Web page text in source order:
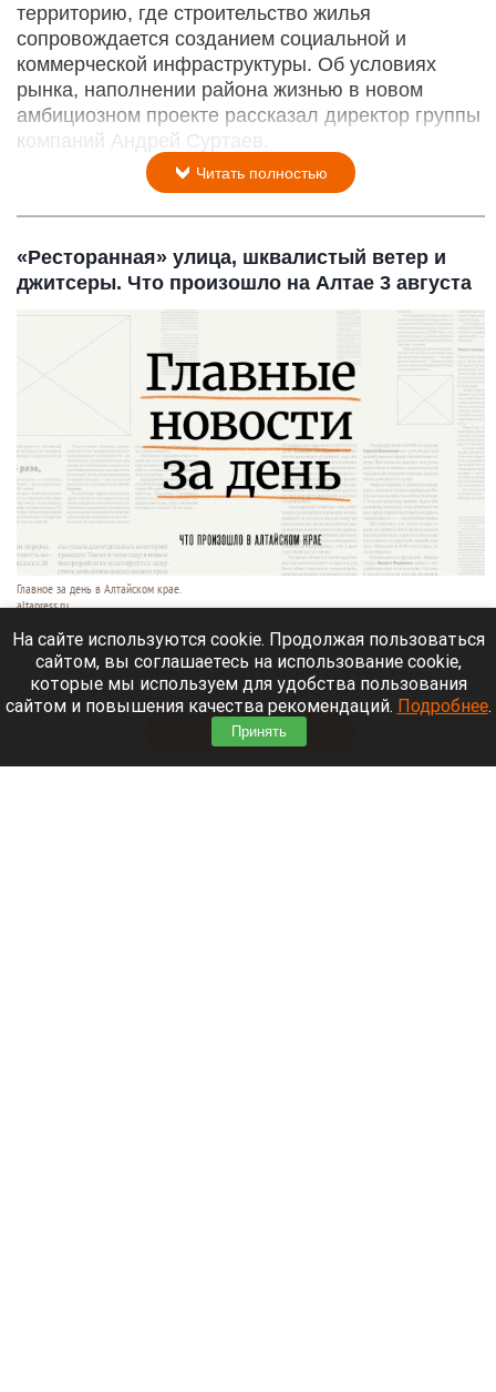
территорию, где строительство жилья
сопровождается созданием социальной и
коммерческой инфраструктуры. Об условиях
рынка, наполнении района жизнью в новом
амбициозном проекте рассказал директор группы
компаний Андрей Суртаев.
Читать полностью
«Ресторанная» улица, шквалистый ветер и
джитсеры. Что произошло на Алтае 3 августа
Главное за день в Алтайском крае.
altapress.ru.
3 августа 2026 в 23:55
Altapress.ruвспоминает о важных событиях,
которые произошли в Алтайском крае 3 августа.
Читать полностью
На сайте используются cookie. Продолжая пользоваться
сайтом, вы соглашаетесь на использование cookie,
которые мы используем для удобства пользования
сайтом и повышения качества рекомендаций. Подробнее.
Принять